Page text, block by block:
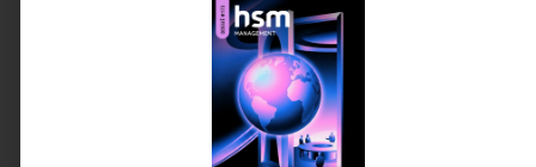
pensamento crítico. “Traz menos sofrimento olhar
as coisas com realismo e adotar um certo
protagonismo”, diz. “A faculdade não vai dar tudo
que você precisa, seus pais não vão dar todas as
orientações que você precisa, a sua liderança não
vai dizer exatamente tudo que você precisa